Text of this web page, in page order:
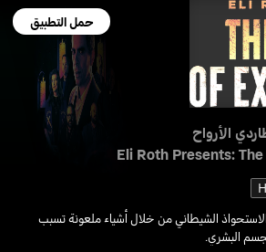
حمل التطبيق
الأرواح
Eli Roth Presents:
الشيطاني من خلال أشياء ملعونة تسبب
البشري.